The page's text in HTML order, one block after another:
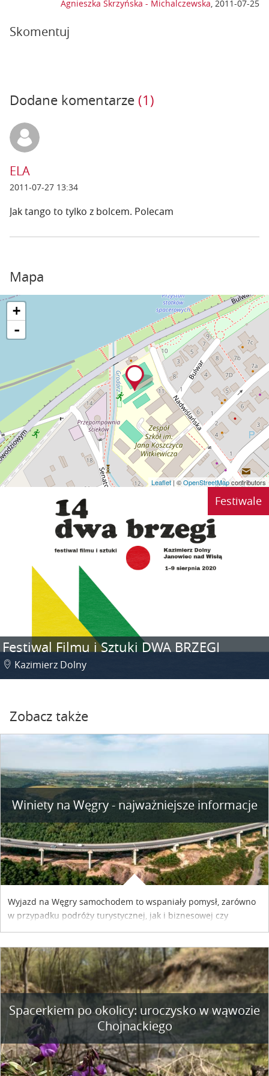
Agnieszka Skrzyńska - Michalczewska, 2011-07-25
Skomentuj
Dodane komentarze (1)
ELA
2011-07-27 13:34
Jak tango to tylko z bolcem. Polecam
Mapa
+
-
Leaflet| ©OpenStreetMapcontributors
Festiwale
Festiwal Filmu i Sztuki DWA BRZEGI
Kazimierz Dolny
Zobacz także
Winiety na Węgry - najważniejsze informacje
Wyjazd na Węgry samochodem to wspaniały pomysł, zarówno
w przypadku podróży turystycznej, jak i biznesowej czy
służbowej. Pamiętać tylko trzeba o wykupieniu winiety, co
współpracy reklamowej z Hungary Vignette.
Spacerkiem po okolicy: uroczysko w wąwozie
Chojnackiego